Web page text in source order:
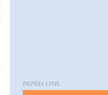
DEFESA CIVIL